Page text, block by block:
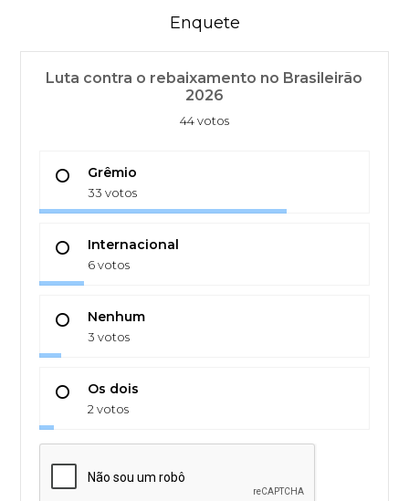
Enquete
Luta contra o rebaixamento no Brasileirão
2026
44 votos
Grêmio
33 votos
Internacional
6 votos
Nenhum
3 votos
Os dois
2 votos